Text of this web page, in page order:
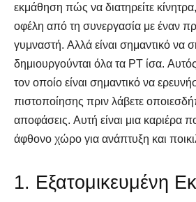
εκμάθηση πώς να διατηρείτε
οφέλη από τη συνεργασία με έναν
γυμναστή. Αλλά είναι σημαντικό να
δημιουργούνται όλα τα PT ίσα.
τον οποίο είναι σημαντικό να
πιστοποίησης πριν λάβετε
αποφάσεις. Αυτή είναι μια καριέρα
άφθονο χώρο για ανάπτυξη και
1. Εξατομικευμένη